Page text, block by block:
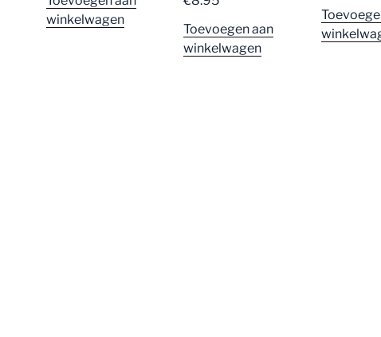
winkelwagen
Toevoegen aan
winkelwagen